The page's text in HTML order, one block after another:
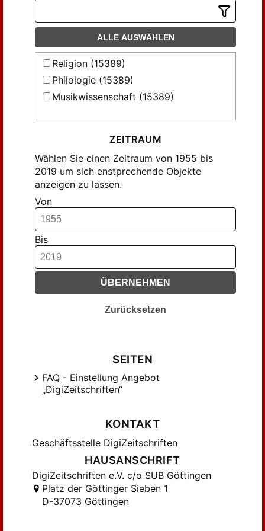
Gojowy, Detlef (46)
Goltzen, Herbert (157)
Grethlein, Christian (42)
Gruber, Sabine (56)
Grudule, Māra (30)
Hahn, Ferdinand (53)
Henkel, Mathias (27)
Herbst, Wolfgang (117)
Herrmann, Katharina; Haussmann,
Hinz, Günther; Völker, Alexander (95)
Horstmann, Kai (28)
Jenny, Markus (178)
Jordahn, Ottfried (69)
Jörns, Klaus-Peter (63)
Kadelbach, Ada (87)
Klaus, Bernhard (73)
Koch, Ernst (37)
Korth, Hans-Otto (81)
Kratzel, Günter (27)
Kretschmar, Georg (116)
Krieg, Gustav A. (64)
Leaver, Robin A. (55)
Lipphardt, Walther (329)
Lyster, Jens (52)
Mager, Inge (48)
Mahrenholz, Christhard (41)
ALLE AUSWÄHLEN
Religion (15389)
Philologie (15389)
Musikwissenschaft (15389)
ZEITRAUM
Wählen Sie einen Zeitraum von 1955 bis
2019 um sich enstprechende Objekte
anzeigen zu lassen.
Von
Bis
ÜBERNEHMEN
Zurücksetzen
SEITEN
FAQ - Einstellung Angebot
„DigiZeitschriften“
KONTAKT
Geschäftsstelle DigiZeitschriften
HAUSANSCHRIFT
DigiZeitschriften e.V. c/o SUB Göttingen
Platz der Göttinger Sieben 1
D-37073 Göttingen